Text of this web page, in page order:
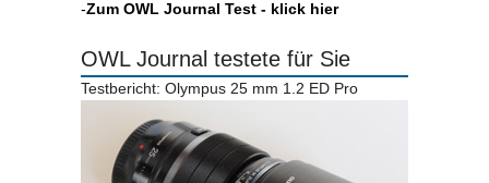
-Zum OWL Journal Test - klick hier
OWL Journal testete für Sie
Testbericht: Olympus 25 mm 1.2 ED Pro